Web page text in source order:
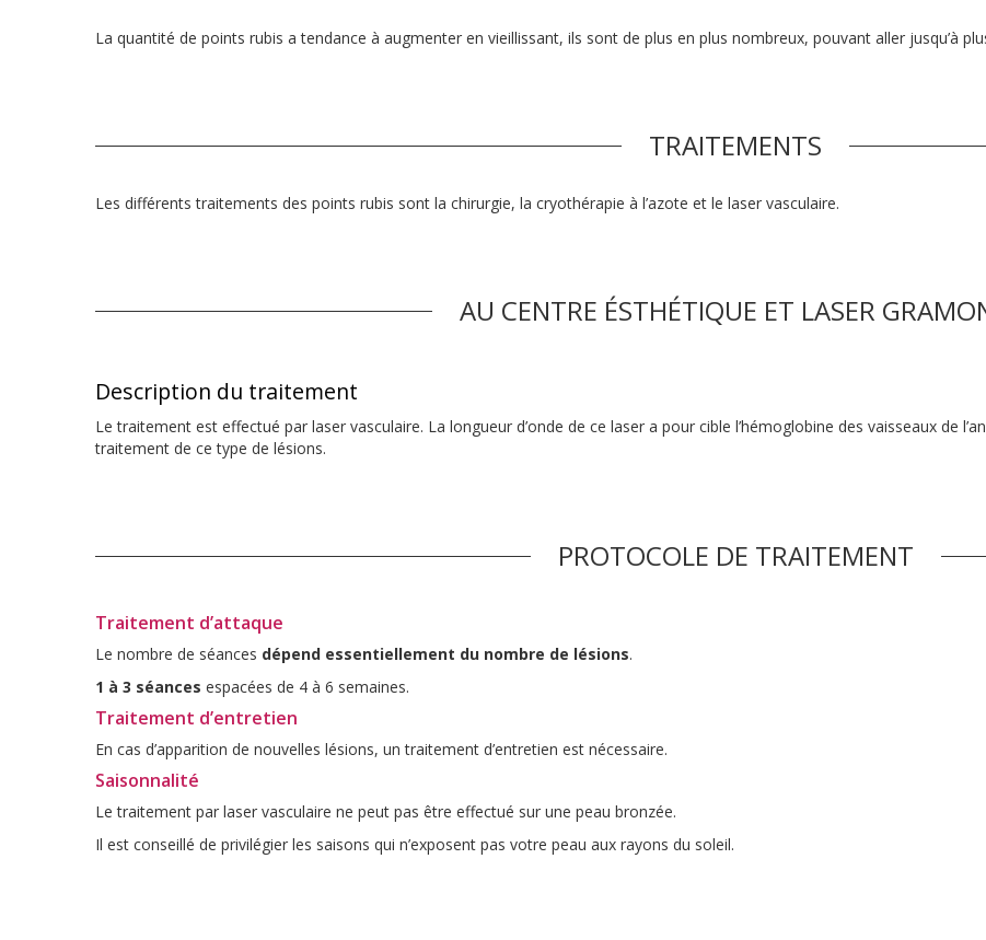
La quantité de points rubis a tendance à augmenter en vieillissant, ils sont de plus en plus nombreux, pouvant aller jusqu’à
TRAITEMENTS
Les différents traitements des points rubis sont la chirurgie, la cryothérapie à l’azote et le laser vasculaire.
AU CENTRE ÉSTHÉTIQUE ET LASER
Description du traitement
Le traitement est effectué par laser vasculaire. La longueur d’onde de ce laser a pour cible l’hémoglobine des vaisseaux de
traitement de ce type de lésions.
PROTOCOLE DE TRAITEMENT
Traitement d’attaque
Le nombre de séances dépend essentiellement du nombre de lésions.
1 à 3 séances espacées de 4 à 6 semaines.
Traitement d’entretien
En cas d’apparition de nouvelles lésions, un traitement d’entretien est nécessaire.
Saisonnalité
Le traitement par laser vasculaire ne peut pas être effectué sur une peau bronzée.
Il est conseillé de privilégier les saisons qui n’exposent pas votre peau aux rayons du soleil.